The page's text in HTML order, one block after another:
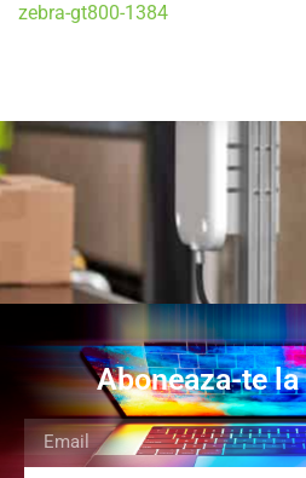
zebra-gt800-1384
Aboneaza-te